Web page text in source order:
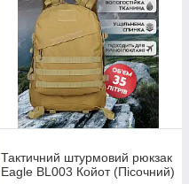
Тактичний штурмовий рюкзак
Eagle BL003 Койот (Пісочний)